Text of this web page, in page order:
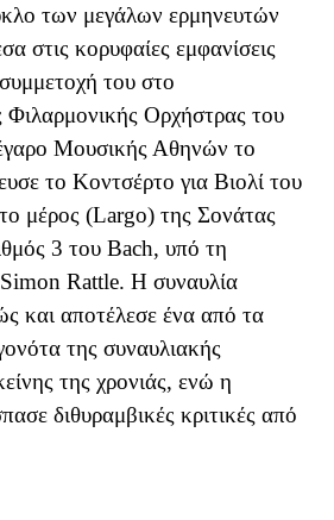
των μεγάλων ερμηνευτών
στις κορυφαίες εμφανίσεις
του στο
Ορχήστρας του
Μουσικής Αθηνών το
το Κοντσέρτο για Βιολί του
μέρος (Largo) της Σονάτας
3 του Bach, υπό τη
Rattle. Η συναυλία
και αποτέλεσε ένα από τα
της συναυλιακής
της χρονιάς, ενώ η
διθυραμβικές κριτικές από